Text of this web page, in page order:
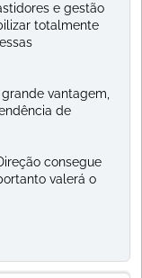
e gestão
totalmente
vantagem,
de
consegue
valerá o